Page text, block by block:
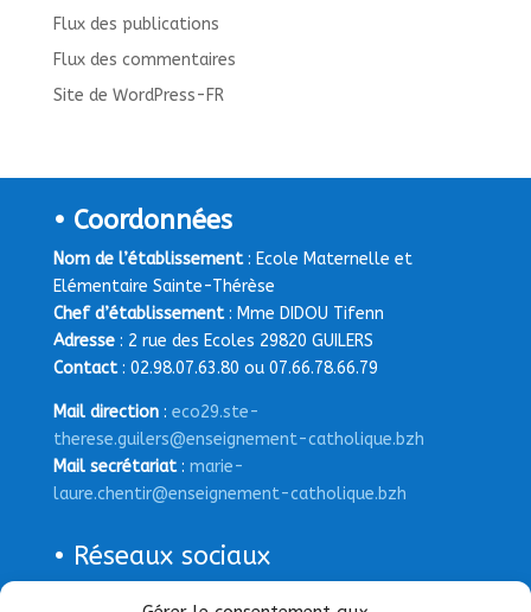
Flux des publications
Flux des commentaires
Site de WordPress-FR
• Coordonnées
Nom de l’établissement: Ecole Maternelle et
Elémentaire Sainte-Thérèse
Chef d’établissement: Mme DIDOU Tifenn
Adresse: 2 rue des Ecoles 29820 GUILERS
Contact: 02.98.07.63.80 ou 07.66.78.66.79
Mail direction: eco29.ste-
therese.guilers@enseignement-catholique.bzh
Mail secrétariat: marie-
laure.chentir@enseignement-catholique.bzh
• Réseaux sociaux